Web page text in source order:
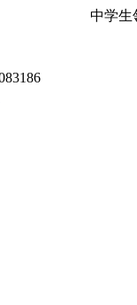
课程 中